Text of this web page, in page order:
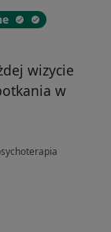
wizycie
w